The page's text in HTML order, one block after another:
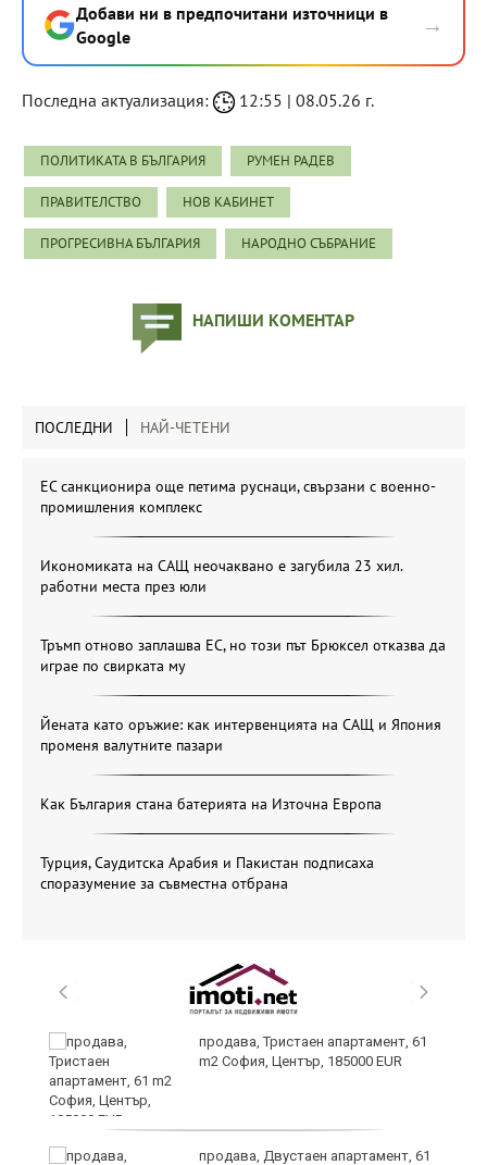
Добави ни в предпочитани източници в
Google
→
Последна актуализация: 12:55 | 08.05.26 г.
ПОЛИТИКАТА В БЪЛГАРИЯ РУМЕН РАДЕВ
ПРАВИТЕЛСТВО НОВ КАБИНЕТ
ПРОГРЕСИВНА БЪЛГАРИЯ НАРОДНО СЪБРАНИЕ
НАПИШИ КОМЕНТАР
ПОСЛЕДНИ НАЙ-ЧЕТЕНИ
ЕС санкционира още петима руснаци, свързани с военно-
промишления комплекс
Икономиката на САЩ неочаквано е загубила 23 хил.
работни места през юли
Тръмп отново заплашва ЕС, но този път Брюксел отказва да
играе по свирката му
Йената като оръжие: как интервенцията на САЩ и Япония
променя валутните пазари
Как България стана батерията на Източна Европа
Турция, Саудитска Арабия и Пакистан подписаха
споразумение за съвместна отбрана
продава, Тристаен апартамент, 61
m2 София, Център, 185000 EUR
продава, Двустаен апартамент, 61